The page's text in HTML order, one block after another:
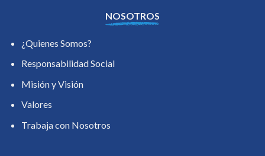
NOSOTROS
¿Quienes Somos?
Responsabilidad Social
Misión y Visión
Valores
Trabaja con Nosotros